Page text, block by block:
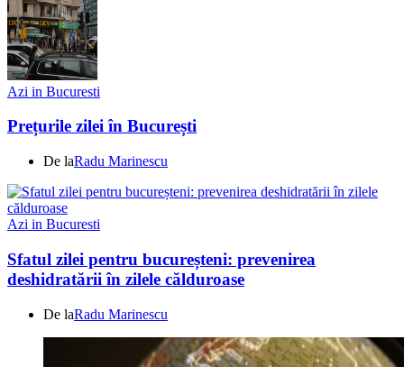
Azi in Bucuresti
Prețurile zilei în București
De laRadu Marinescu
Azi in Bucuresti
Sfatul zilei pentru bucureșteni: prevenirea
deshidratării în zilele călduroase
De laRadu Marinescu